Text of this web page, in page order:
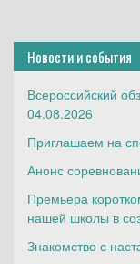
Новости и события
Всероссийский
04.08.2026
Приглашаем на
Анонс
Премьера
нашей школы в
Знакомство с